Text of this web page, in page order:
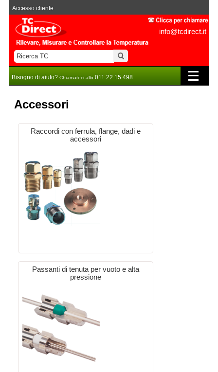
info@tcdirect.it
Accesso cliente
Bisogno di aiuto? Chiamateci allo 011 22 15 498
Accessori
Raccordi con ferrula, flange, dadi e
accessori
Passanti di tenuta per vuoto e alta
pressione